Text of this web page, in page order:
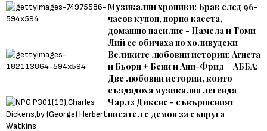
Музикални хроники: Брак след 96-
часов купон, порно касета,
домашно насилие - Памела и Томи
Лий се обичаха по холивудски
Великите любовни истории: Агнета
и Бьорн + Бени и Aни-Фрид = AББA:
Две любовни истории, които
създадоха музикална легенда
Чарлз Дикенс - съвършеният
писател с демон за съпруга